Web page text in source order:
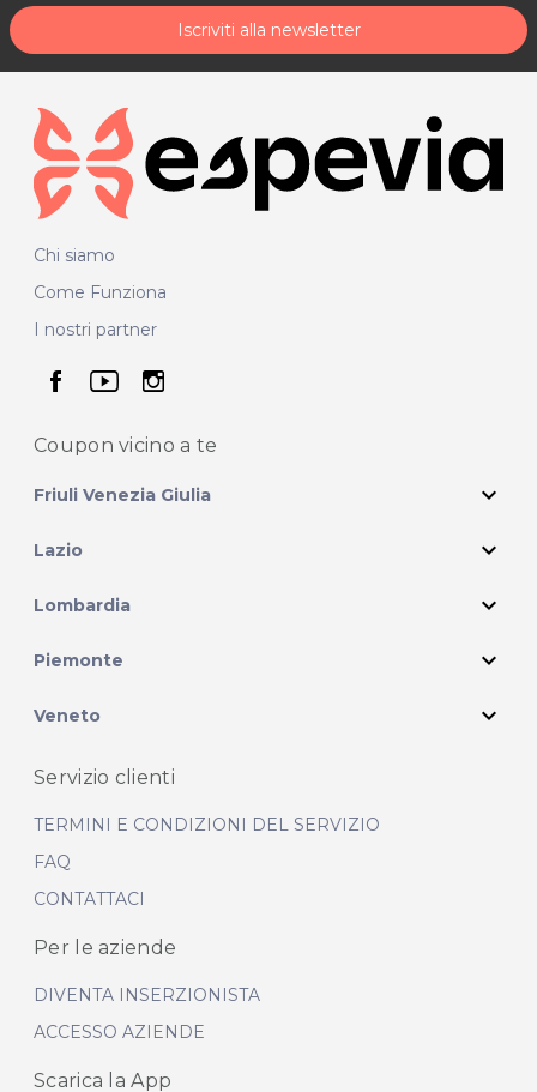
Iscriviti alla newsletter
Chi siamo
Come Funziona
I nostri partner
seguici su facebook
seguici su youtube
seguici su instagram
Coupon vicino a te
Friuli Venezia Giulia expand_more
Lazio expand_more
Lombardia expand_more
Piemonte expand_more
Veneto expand_more
Servizio clienti
TERMINI E CONDIZIONI DEL SERVIZIO
FAQ
CONTATTACI
Per le aziende
DIVENTA INSERZIONISTA
ACCESSO AZIENDE
Scarica la App